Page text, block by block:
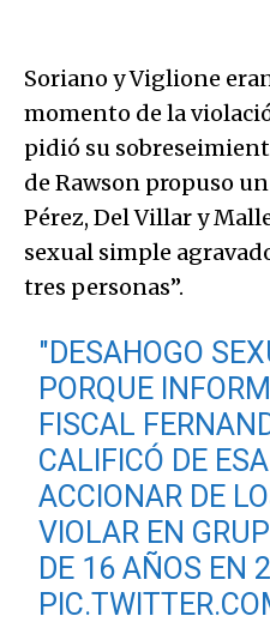
Soriano y Viglione
momento de la
pidió su
de Rawson propuso
Pérez, Del Villar y
sexual simple
tres personas”.
"DESAHOGO
PORQUE
FISCAL
CALIFICÓ DE
ACCIONAR DE
VIOLAR EN
DE 16 AÑOS EN